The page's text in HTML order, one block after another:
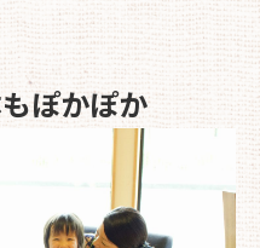
ぽかぽか